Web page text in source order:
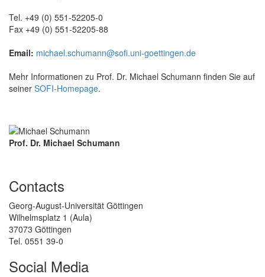
Tel. +49 (0) 551-52205-0
Fax +49 (0) 551-52205-88
Email: michael.schumann@sofi.uni-goettingen.de
Mehr Informationen zu Prof. Dr. Michael Schumann finden Sie auf
seiner SOFI-Homepage.
Prof. Dr. Michael Schumann
Contacts
Georg-August-Universität Göttingen
Wilhelmsplatz 1 (Aula)
37073 Göttingen
Tel. 0551 39-0
Social Media